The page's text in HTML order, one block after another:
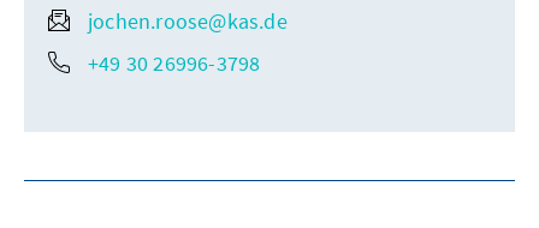
jochen.roose@kas.de
+49 30 26996-3798